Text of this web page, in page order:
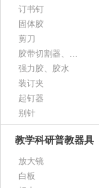
订书钉
固体胶
剪刀
胶带切割器、胶带座、封箱器
强力胶、胶水
装订夹
起钉器
别针
教学科研普教器具
放大镜
白板